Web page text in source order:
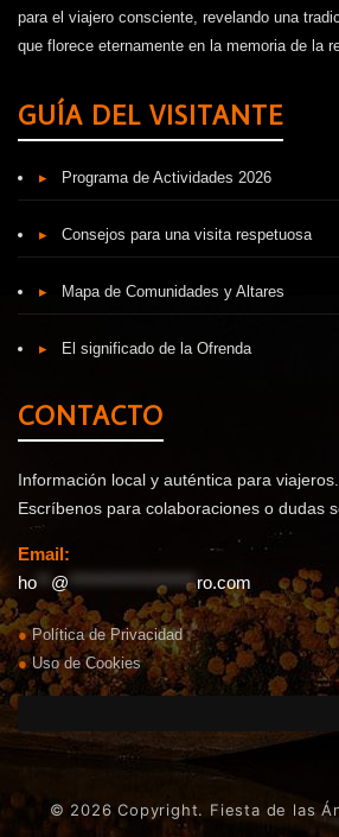
para el viajero consciente, revelando una
que florece eternamente en la memoria de la
GUÍA DEL VISITANTE
▸ Programa de Actividades 2026
▸ Consejos para una visita respetuosa
▸ Mapa de Comunidades y Altares
▸ El significado de la Ofrenda
CONTACTO
Información local y auténtica para viajeros.
Escríbenos para colaboraciones o dudas
Email:
ho
@ ******************ro.com
● Política de Privacidad
● Uso de Cookies
© 2026 Copyright. Fiesta de las